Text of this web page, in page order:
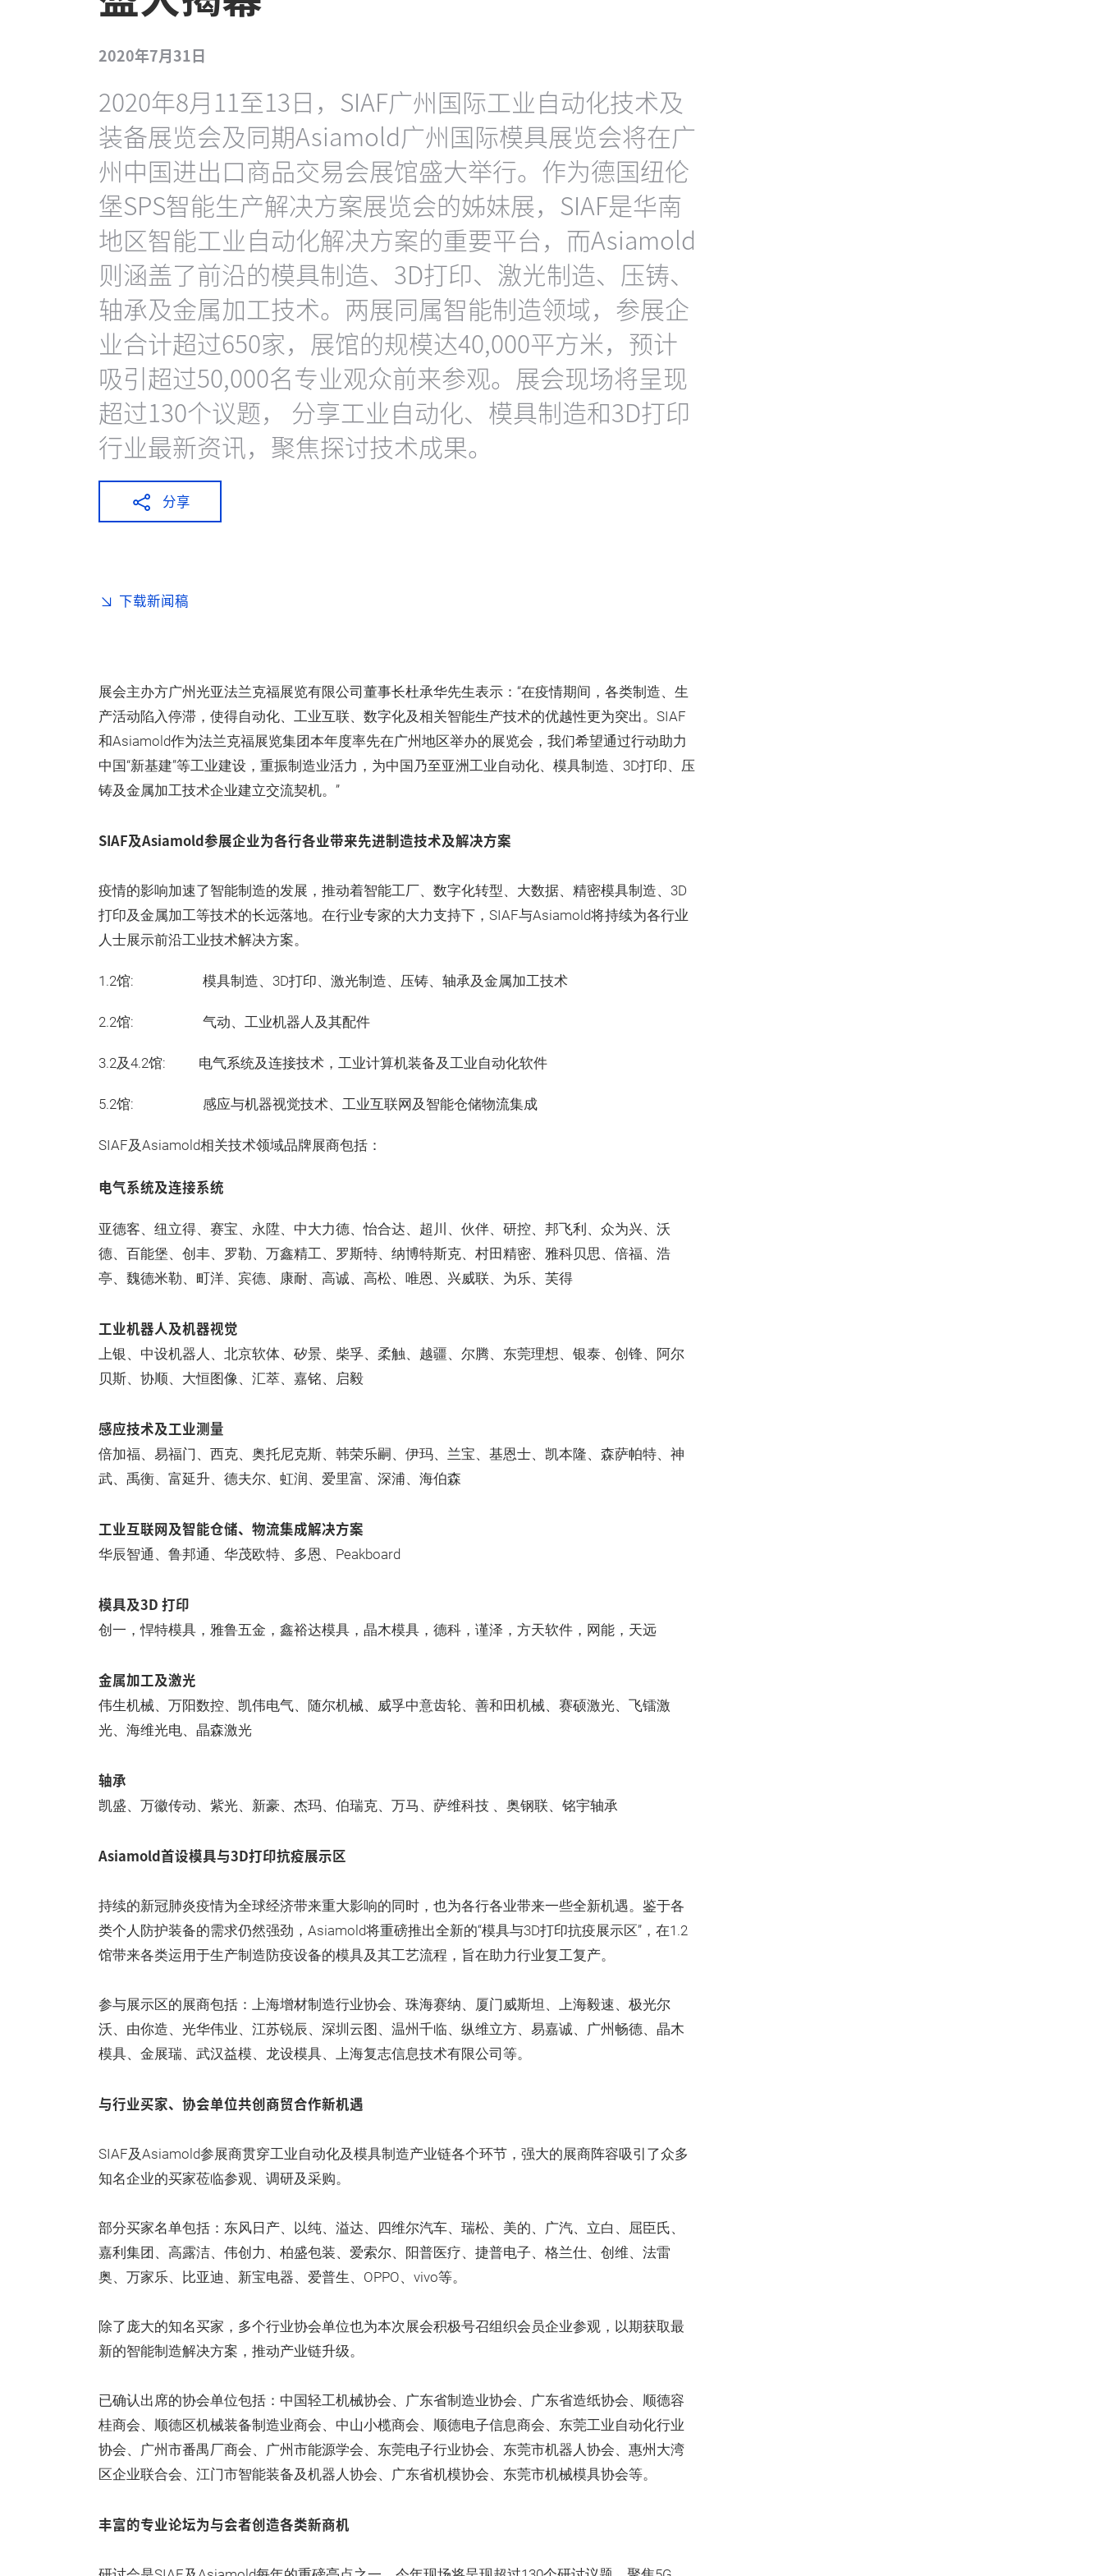
2020年7月31日
2020年8月11至13日，SIAF广州国际工业自动化技术及
装备展览会及同期Asiamold广州国际模具展览会将在广
州中国进出口商品交易会展馆盛大举行。作为德国纽伦
堡SPS智能生产解决方案展览会的姊妹展，SIAF是华南
地区智能工业自动化解决方案的重要平台，而Asiamold
则涵盖了前沿的模具制造、3D打印、激光制造、压铸、
轴承及金属加工技术。两展同属智能制造领域，参展企
业合计超过650家，展馆的规模达40,000平方米，预计
吸引超过50,000名专业观众前来参观。展会现场将呈现
超过130个议题， 分享工业自动化、模具制造和3D打印
行业最新资讯，聚焦探讨技术成果。
分享
下载新闻稿
展会主办方广州光亚法兰克福展览有限公司董事长杜承华先生表示：“在疫情期间，各类制造、生
产活动陷入停滞，使得自动化、工业互联、数字化及相关智能生产技术的优越性更为突出。SIAF
和Asiamold作为法兰克福展览集团本年度率先在广州地区举办的展览会，我们希望通过行动助力
中国“新基建”等工业建设，重振制造业活力，为中国乃至亚洲工业自动化、模具制造、3D打印、压
铸及金属加工技术企业建立交流契机。”
SIAF及Asiamold参展企业为各行各业带来先进制造技术及解决方案
疫情的影响加速了智能制造的发展，推动着智能工厂、数字化转型、大数据、精密模具制造、3D
打印及金属加工等技术的长远落地。在行业专家的大力支持下，SIAF与Asiamold将持续为各行业
人士展示前沿工业技术解决方案。
1.2馆: 模具制造、3D打印、激光制造、压铸、轴承及金属加工技术
2.2馆: 气动、工业机器人及其配件
3.2及4.2馆: 电气系统及连接技术，工业计算机装备及工业自动化软件
5.2馆: 感应与机器视觉技术、工业互联网及智能仓储物流集成
SIAF及Asiamold相关技术领域品牌展商包括：
电气系统及连接系统
亚德客、纽立得、赛宝、永陞、中大力德、怡合达、超川、伙伴、研控、邦飞利、众为兴、沃
德、百能堡、创丰、罗勒、万鑫精工、罗斯特、纳博特斯克、村田精密、雅科贝思、倍福、浩
亭、魏德米勒、町洋、宾德、康耐、高诚、高松、唯恩、兴威联、为乐、芙得
工业机器人及机器视觉
上银、中设机器人、北京软体、矽景、柴孚、柔触、越疆、尔腾、东莞理想、银泰、创锋、阿尔
贝斯、协顺、大恒图像、汇萃、嘉铭、启毅
感应技术及工业测量
倍加福、易福门、西克、奥托尼克斯、韩荣乐嗣、伊玛、兰宝、基恩士、凯本隆、森萨帕特、神
武、禹衡、富延升、德夫尔、虹润、爱里富、深浦、海伯森
工业互联网及智能仓储、物流集成解决方案
华辰智通、鲁邦通、华茂欧特、多恩、Peakboard
模具及3D 打印
创一，悍特模具，雅鲁五金，鑫裕达模具，晶木模具，德科，谨泽，方天软件，网能，天远
金属加工及激光
伟生机械、万阳数控、凯伟电气、随尔机械、威孚中意齿轮、善和田机械、赛硕激光、飞镭激
光、海维光电、晶森激光
轴承
凯盛、万徽传动、紫光、新豪、杰玛、伯瑞克、万马、萨维科技 、奥钢联、铭宇轴承
Asiamold首设模具与3D打印抗疫展示区
持续的新冠肺炎疫情为全球经济带来重大影响的同时，也为各行各业带来一些全新机遇。鉴于各
类个人防护装备的需求仍然强劲，Asiamold将重磅推出全新的“模具与3D打印抗疫展示区”，在1.2
馆带来各类运用于生产制造防疫设备的模具及其工艺流程，旨在助力行业复工复产。
参与展示区的展商包括：上海增材制造行业协会、珠海赛纳、厦门威斯坦、上海毅速、极光尔
沃、由你造、光华伟业、江苏锐辰、深圳云图、温州千临、纵维立方、易嘉诚、广州畅德、晶木
模具、金展瑞、武汉益模、龙设模具、上海复志信息技术有限公司等。
与行业买家、协会单位共创商贸合作新机遇
SIAF及Asiamold参展商贯穿工业自动化及模具制造产业链各个环节，强大的展商阵容吸引了众多
知名企业的买家莅临参观、调研及采购。
部分买家名单包括：东风日产、以纯、溢达、四维尔汽车、瑞松、美的、广汽、立白、屈臣氏、
嘉利集团、高露洁、伟创力、柏盛包装、爱索尔、阳普医疗、捷普电子、格兰仕、创维、法雷
奥、万家乐、比亚迪、新宝电器、爱普生、OPPO、vivo等。
除了庞大的知名买家，多个行业协会单位也为本次展会积极号召组织会员企业参观，以期获取最
新的智能制造解决方案，推动产业链升级。
已确认出席的协会单位包括：中国轻工机械协会、广东省制造业协会、广东省造纸协会、顺德容
桂商会、顺德区机械装备制造业商会、中山小榄商会、顺德电子信息商会、东莞工业自动化行业
协会、广州市番禺厂商会、广州市能源学会、东莞电子行业协会、东莞市机器人协会、惠州大湾
区企业联合会、江门市智能装备及机器人协会、广东省机模协会、东莞市机械模具协会等。
丰富的专业论坛为与会者创造各类新商机